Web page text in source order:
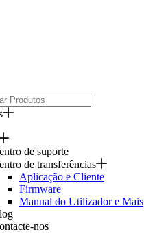
de suporte
de transferências
Aplicação e Cliente
Firmware
Manual do Utilizador e Mais
nos